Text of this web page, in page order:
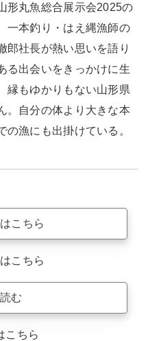
形丸魚総合展示会2025の
一本釣り・はえ縄漁師の
郎社長が熱い思いを語り
る出会いをきっかけに生
縁もゆかりもない山形県
。自分の体より大きな本
漁にも出掛けている。
こちら
こちら
む
こちら